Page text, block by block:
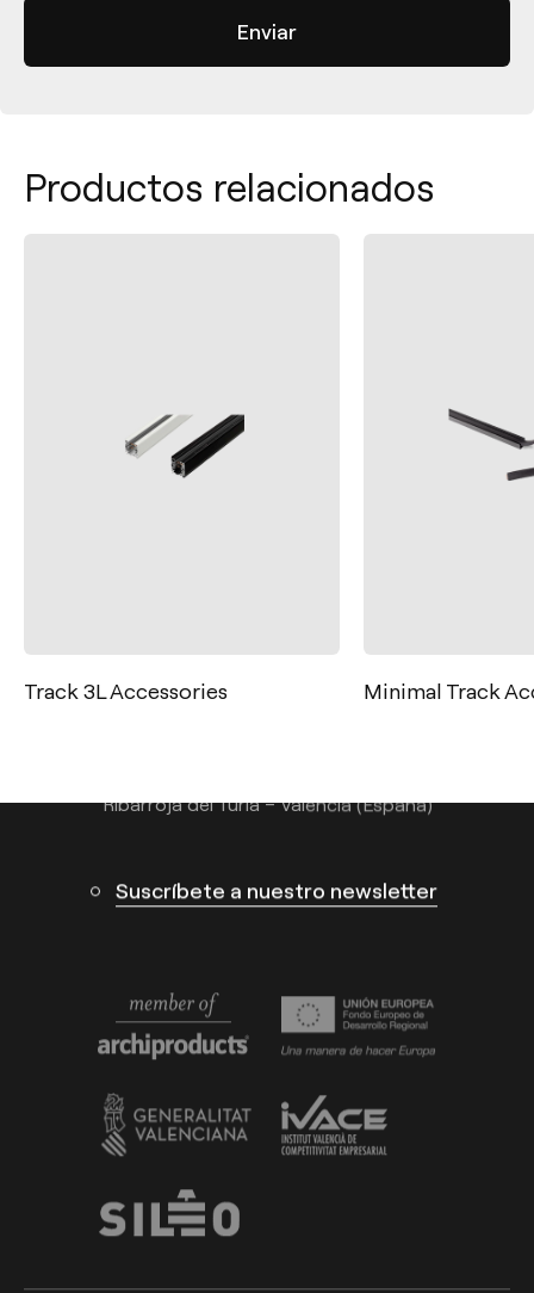
Productos relacionados
Track 3L Accessories Minimal Track
Tel.: +34 961 667 207
info@arkoslight.com
Ribarroja del Turia – Valencia (España)
Suscríbete a nuestro newsletter